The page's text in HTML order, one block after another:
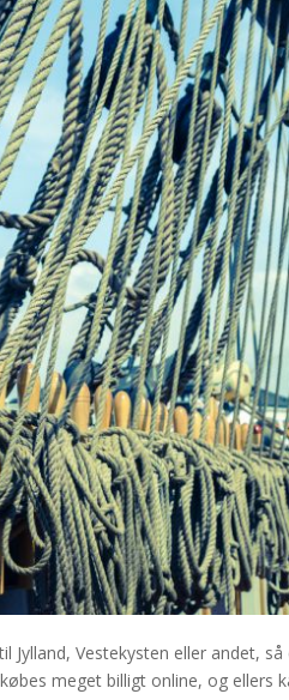
Jylland, Vestekysten eller andet,
meget billigt online, og ellers